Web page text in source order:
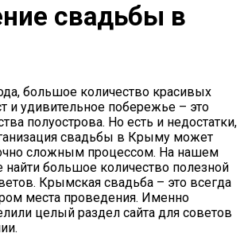
свадьбы в
большое количество красивых
и удивительное побережье – это
полуострова. Но есть и недостатки,
свадьбы в Крыму может
сложным процессом. На нашем
большое количество полезной
Крымская свадьба – это всегда
места проведения. Именно
целый раздел сайта для советов